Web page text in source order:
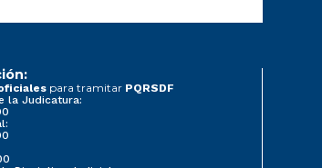
para tramitar PQRSDF
la Judicatura: